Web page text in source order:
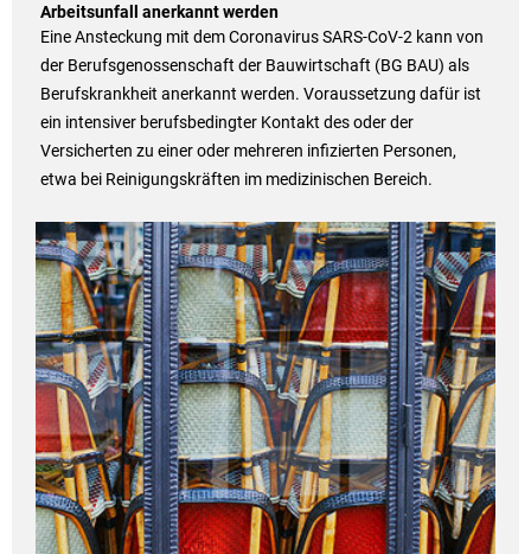
Arbeitsunfall anerkannt werden
Eine Ansteckung mit dem Coronavirus SARS-CoV-2 kann von
der Berufsgenossenschaft der Bauwirtschaft (BG BAU) als
Berufskrankheit anerkannt werden. Voraussetzung dafür ist
ein intensiver berufsbedingter Kontakt des oder der
Versicherten zu einer oder mehreren infizierten Personen,
etwa bei Reinigungskräften im medizinischen Bereich.